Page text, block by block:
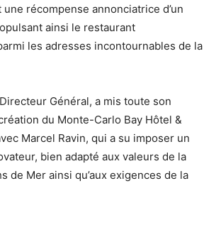
récompense annonciatrice d’un
ainsi le restaurant
les adresses incontournables de la
Général, a mis toute son
du Monte-Carlo Bay Hôtel &
Marcel Ravin, qui a su imposer un
bien adapté aux valeurs de la
de Mer ainsi qu’aux exigences de la